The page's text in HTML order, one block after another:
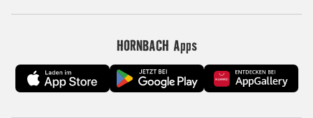
HORNBACH Apps